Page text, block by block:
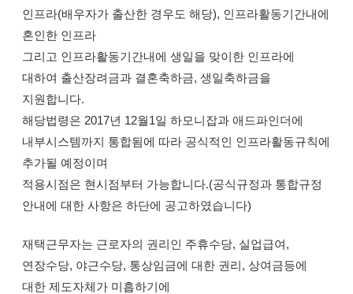
인프라(배우자가 출산한 경우도 해당), 인프라활동기간내에
혼인한 인프라
그리고 인프라활동기간내에 생일을 맞이한 인프라에
대하여 출산장려금과 결혼축하금, 생일축하금을
지원합니다.
해당법령은 2017년 12월1일 하모니잡과 애드파인더에
내부시스템까지 통합됨에 따라 공식적인 인프라활동규칙에
추가될 예정이며
적용시점은 현시점부터 가능합니다.(공식규정과 통합규정
안내에 대한 사항은 하단에 공고하였습니다)
재택근무자는 근로자의 권리인 주휴수당, 실업급여,
연장수당, 야근수당, 통상임금에 대한 권리, 상여금등에
대한 제도자체가 미흡하기에